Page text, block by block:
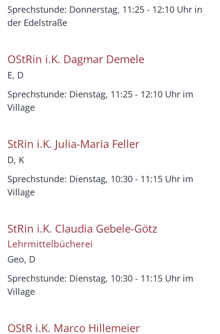
Sprechstunde: Donnerstag, 11:25 - 12:10 Uhr in
der Edelstraße
OStRin i.K. Dagmar Demele
E, D
Sprechstunde: Dienstag, 11:25 - 12:10 Uhr im
Village
StRin i.K. Julia-Maria Feller
D, K
Sprechstunde: Dienstag, 10:30 - 11:15 Uhr im
Village
StRin i.K. Claudia Gebele-Götz
Lehrmittelbücherei
Geo, D
Sprechstunde: Dienstag, 10:30 - 11:15 Uhr im
Village
OStR i.K. Marco Hillemeier